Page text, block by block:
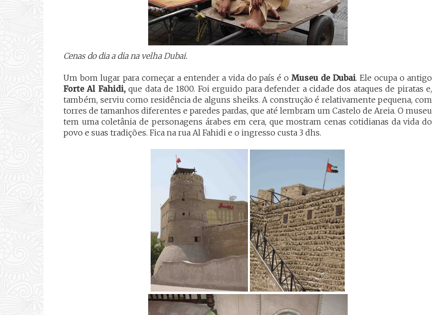
Cenas do dia a dia na velha Dubai.
Um bom lugar para começar a entender a vida do país é oMuseu de Dubai. Ele ocupa o antigo
Forte Al Fahidi,que data de 1800. Foi erguido para defender a cidade dos ataques de piratas e,
também, serviu como residência de alguns sheiks. A construção é relativamente pequena, com
torres de tamanhos diferentes e paredes pardas, que até lembram um Castelo de Areia. O museu
tem uma coletânia de personagens árabes em cera, que mostram cenas cotidianas da vida do
povo e suas tradições. Fica na rua Al Fahidi e o ingresso custa 3 dhs.